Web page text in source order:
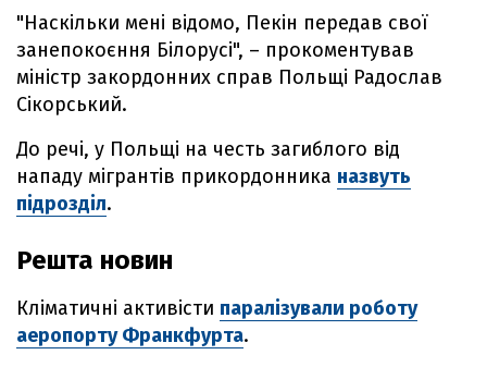
"Наскільки мені відомо, Пекін передав свої
занепокоєння Білорусі", – прокоментував
міністр закордонних справ Польщі Радослав
Сікорський.
До речі, у Польщі на честь загиблого від
нападу мігрантів прикордонника назвуть
підрозділ.
Решта новин
Кліматичні активісти паралізували роботу
аеропорту Франкфурта.